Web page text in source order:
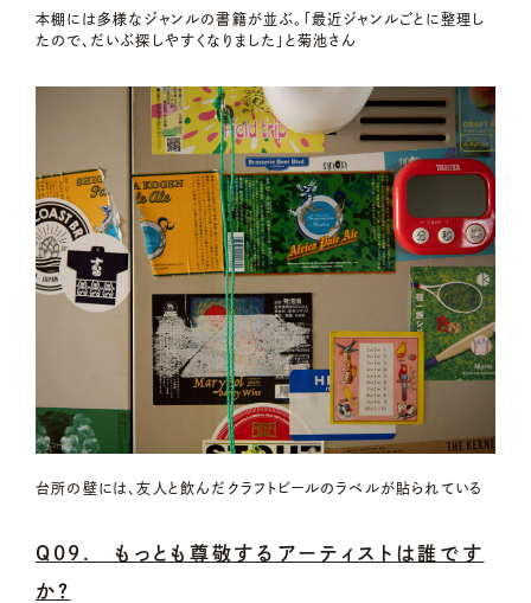
本棚には多様なジャンルの書籍が並ぶ。「最近ジャンルごとに整理し
たので、だいぶ探しやすくなりました」と菊池さん
台所の壁には、友人と飲んだクラフトビールのラベルが貼られている
Q09. もっとも尊敬するアーティストは誰です
か？